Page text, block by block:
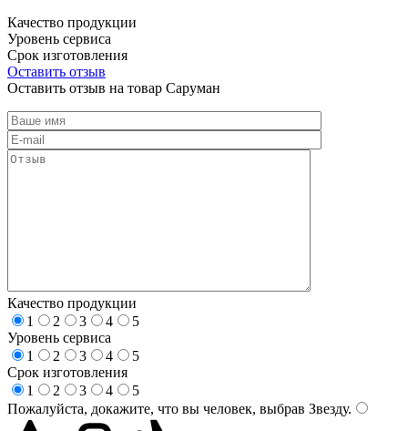
Качество продукции
Уровень сервиса
Срок изготовления
Оставить отзыв
Оставить отзыв на товар Саруман
Качество продукции
1
2 3 4
5
Уровень сервиса
1
2 3 4
5
Срок изготовления
1
2 3 4
5
Пожалуйста, докажите, что вы человек, выбрав Звезду.